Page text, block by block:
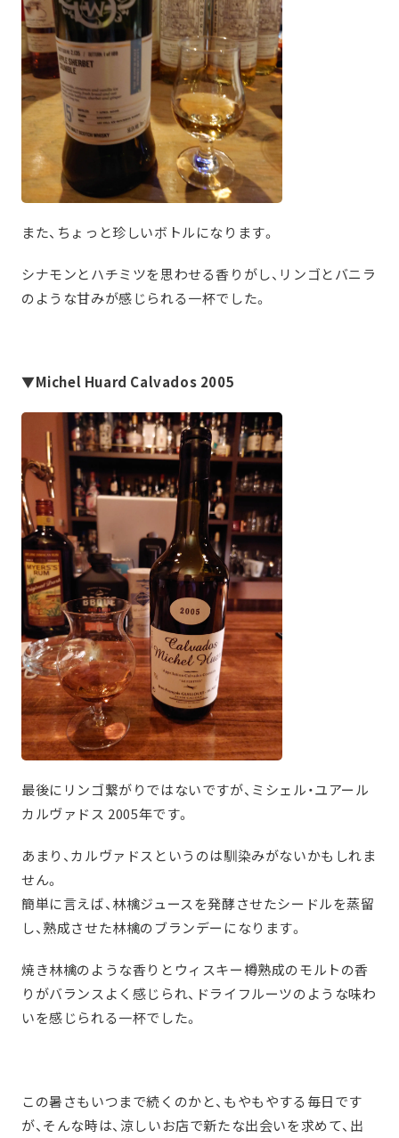
また、ちょっと珍しいボトルになります。
シナモンとハチミツを思わせる香りがし、リンゴとバニラ
のような甘みが感じられる一杯でした。
▼Michel Huard Calvados 2005
最後にリンゴ繋がりではないですが、ミシェル・ユアール
カルヴァドス 2005年です。
あまり、カルヴァドスというのは馴染みがないかもしれま
せん。
簡単に言えば、林檎ジュースを発酵させたシードルを蒸留
し、熟成させた林檎のブランデーになります。
焼き林檎のような香りとウィスキー樽熟成のモルトの香
りがバランスよく感じられ、ドライフルーツのような味わ
いを感じられる一杯でした。
この暑さもいつまで続くのかと、もやもやする毎日です
が、そんな時は、涼しいお店で新たな出会いを求めて、出